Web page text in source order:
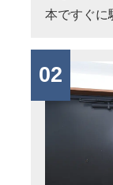
本ですぐに
02